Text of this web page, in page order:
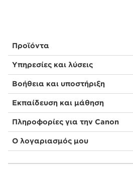
Προϊόντα
Υπηρεσίες και λύσεις
Βοήθεια και υποστήριξη
Εκπαίδευση και μάθηση
Πληροφορίες για την Canon
Ο λογαριασμός μου